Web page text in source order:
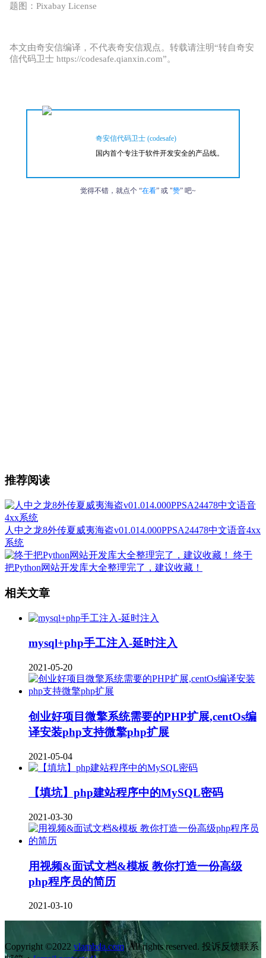
题图：Pixabay License
本文由奇安信编译，不代表奇安信观点。转载请注明“转自奇安
信代码卫士 https://codesafe.qianxin.com”。
奇安信代码卫士 (codesafe)
国内首个专注于软件开发安全的产品线。
觉得不错，就点个 “在看” 或 "赞” 吧~
推荐阅读
人中之龙8外传夏威夷海盗v01.014.000PPSA24478中文语音4xx
系统
终于
把Python网站开发库大全整理完了，建议收藏！
相关文章
mysql+php手工注入-延时注入
2021-05-20
创业好项目微擎系统需要的PHP扩展,centOs编
译安装php支持微擎php扩展
2021-05-04
【填坑】php建站程序中的MySQL密码
2021-03-30
用视频&面试文档&模板 教你打造一份高级
php程序员的简历
2021-03-10
Copyright ©2022 vlambda.com. All rights reserved. 投诉反馈联系